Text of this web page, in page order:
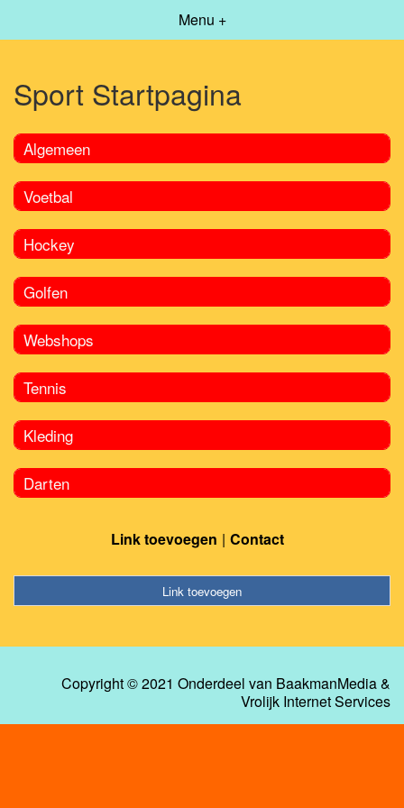
Menu +
Sport Startpagina
Algemeen
Voetbal
Hockey
Golfen
Webshops
Tennis
Kleding
Darten
Link toevoegen Contact
Link toevoegen
Copyright © 2021 Onderdeel van BaakmanMedia&
Vrolijk Internet Services